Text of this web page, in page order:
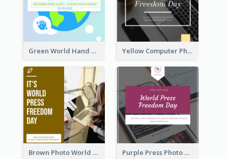
Green World Hand Hygiene Day Instagram Post Yellow Computer Photo World Press Freedom Day Instagram Post
Brown Photo World Press Freedom Day Instagram Post Purple Press Photo World Press Freedom Day Instagram Post